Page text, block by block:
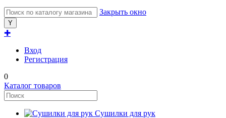
Закрыть окно
✚
Вход
Регистрация
0
Каталог товаров
Сушилки для рук